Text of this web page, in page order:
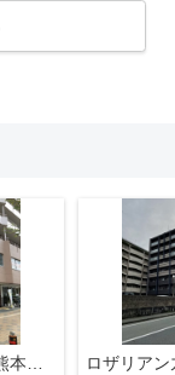
ロザリアン